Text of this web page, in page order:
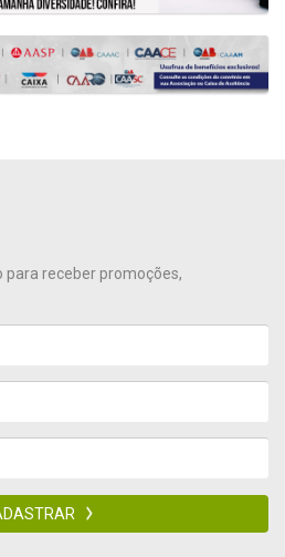
para receber promoções,